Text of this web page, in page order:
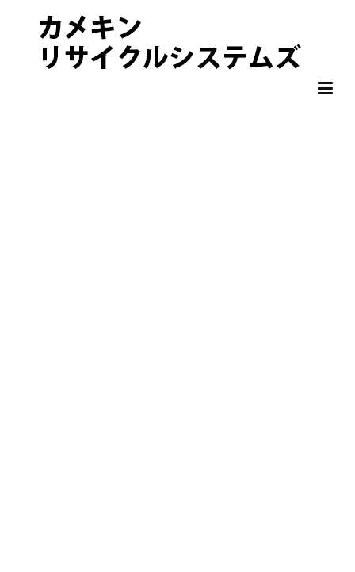
非鉄金属 OA機器 スクラップ 処分・買取りならカメキンリサイクル